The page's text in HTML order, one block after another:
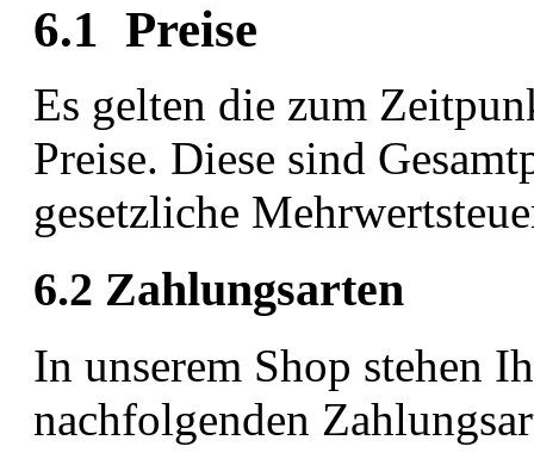
6.1 Preise
Es gelten die zum
Preise. Diese sind
gesetzliche
6.2 Zahlungsarten
In unserem Shop stehen
nachfolgenden